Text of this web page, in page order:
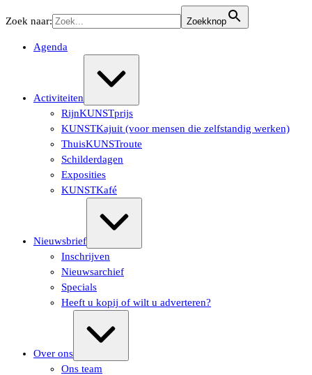
naar
Zoek naar: Zoekknop
Agenda
Activiteiten
RijnKUNSTprijs
KUNSTKajuit (voor mensen die zelfstandig werken)
ThuisKUNSTroute
Schilderdagen
Exposities
KUNSTKafé
Nieuwsbrief
Inschrijven
Nieuwsarchief
Specials
Heeft u kopij of wilt u adverteren?
Over ons
Ons team